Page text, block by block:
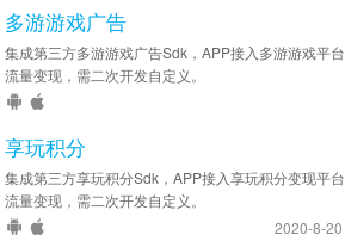
多游游戏广告
集成第三方多游游戏广告Sdk，APP接入多游游戏平
流量变现，需二次开发自定义。
享玩积分
集成第三方享玩积分Sdk，APP接入享玩积分变现平
流量变现，需二次开发自定义。
2020-8-